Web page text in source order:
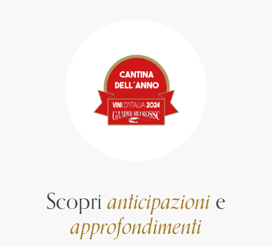
Scoprianticipazionie
approfondimenti